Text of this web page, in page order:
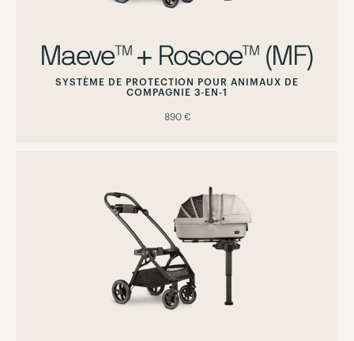
Maeve™ + Roscoe™ (MF)
SYSTÈME DE PROTECTION POUR ANIMAUX DE
COMPAGNIE 3-EN-1
890 €